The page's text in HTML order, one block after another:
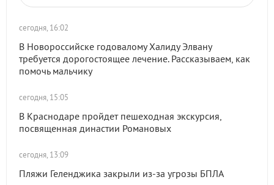
сегодня, 16:02
В Новороссийске годовалому Халиду Элвану
требуется дорогостоящее лечение. Рассказываем, как
помочь мальчику
сегодня, 15:05
В Краснодаре пройдет пешеходная экскурсия,
посвященная династии Романовых
сегодня, 13:09
Пляжи Геленджика закрыли из-за угрозы БПЛА